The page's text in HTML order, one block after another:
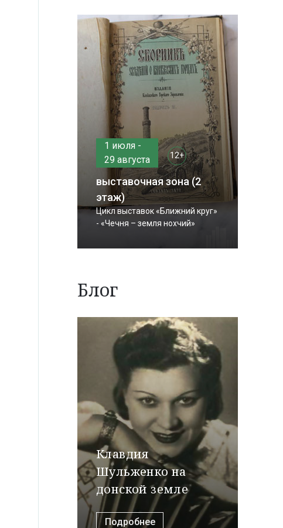
1 июля -
29 августа
12+
выставочная зона (2
этаж)
Цикл выставок «Ближний круг»
- «Чечня – земля нохчий»
Блог
Клавдия
Шульженко на
донской земле
Подробнее